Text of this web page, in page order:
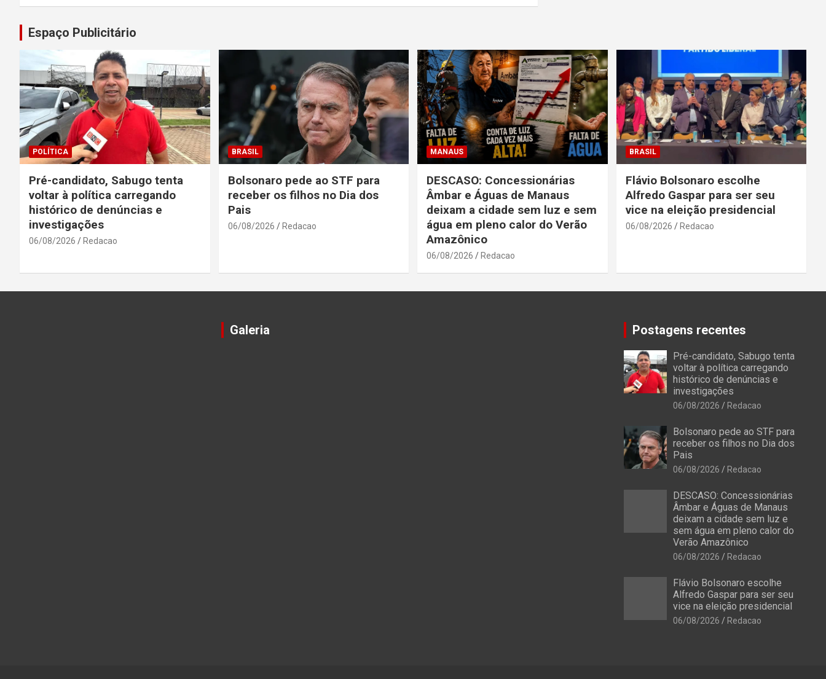
Espaço Publicitário
POLÍTICA
Pré-candidato, Sabugo tenta
voltar à política carregando
histórico de denúncias e
investigações
06/08/2026 Redacao
BRASIL
Bolsonaro pede ao STF para
receber os filhos no Dia dos
Pais
06/08/2026 Redacao
MANAUS
DESCASO: Concessionárias
Âmbar e Águas de Manaus
deixam a cidade sem luz e sem
água em pleno calor do Verão
Amazônico
06/08/2026 Redacao
BRASIL
Flávio Bolsonaro escolhe
Alfredo Gaspar para ser seu
vice na eleição presidencial
06/08/2026 Redacao
Galeria Postagens recentes
Pré-candidato, Sabugo tenta
voltar à política carregando
histórico de denúncias e
investigações
06/08/2026 Redacao
Bolsonaro pede ao STF para
receber os filhos no Dia dos
Pais
06/08/2026 Redacao
DESCASO: Concessionárias
Âmbar e Águas de Manaus
deixam a cidade sem luz e
sem água em pleno calor do
Verão Amazônico
06/08/2026 Redacao
Flávio Bolsonaro escolhe
Alfredo Gaspar para ser seu
vice na eleição presidencial
06/08/2026 Redacao